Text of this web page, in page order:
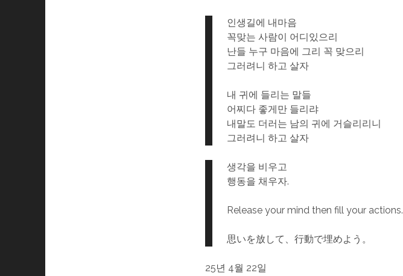
인생길에 내마음
꼭맞는 사람이 어디있으리
난들 누구 마음에 그리 꼭 맞으리
그러려니 하고 살자
내 귀에 들리는 말들
어찌다 좋게만 들리랴
내말도 더러는 남의 귀에 거슬리리니
그러려니 하고 살자
생각을 비우고
행동을 채우자.
Release your mind then fill your actions.
思いを放して、行動で埋めよう。
25년 4월 22일